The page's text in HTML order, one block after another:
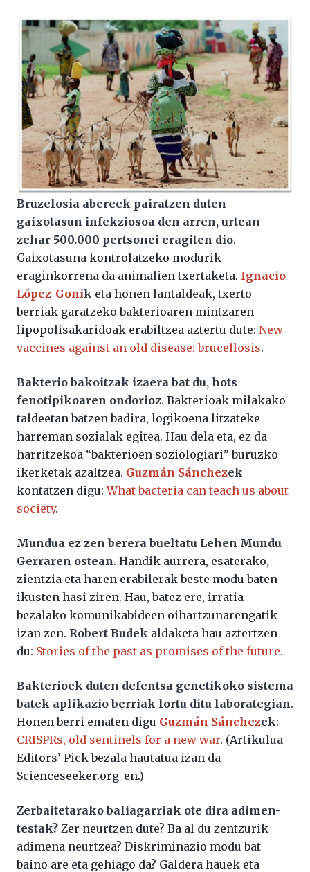
Bruzelosia abereek pairatzen duten
gaixotasun infekziosoa den arren, urtean
zehar 500.000 pertsonei eragiten dio.
Gaixotasuna kontrolatzeko modurik
eraginkorrena da animalien txertaketa. Ignacio
López-Goñik eta honen lantaldeak, txerto
berriak garatzeko bakterioaren mintzaren
lipopolisakaridoak erabiltzea aztertu dute: New
vaccines against an old disease: brucellosis.
Bakterio bakoitzak izaera bat du, hots
fenotipikoaren ondorioz. Bakterioak milakako
taldeetan batzen badira, logikoena litzateke
harreman sozialak egitea. Hau dela eta, ez da
harritzekoa “bakterioen soziologiari” buruzko
ikerketak azaltzea. Guzmán Sánchezek
kontatzen digu:What bacteria can teach us about
society.
Mundua ez zen berera bueltatu Lehen Mundu
Gerraren ostean. Handik aurrera, esaterako,
zientzia eta haren erabilerak beste modu baten
ikusten hasi ziren. Hau, batez ere, irratia
bezalako komunikabideen oihartzunarengatik
izan zen. Robert Budek aldaketa hau aztertzen
du: Stories of the past as promises of the future.
Bakterioek duten defentsa genetikoko sistema
batek aplikazio berriak lortu ditu laborategian.
Honen berri ematen digu Guzmán Sánchezek:
CRISPRs, old sentinels for a new war. (Artikulua
Editors’ Pick bezala hautatua izan da
Scienceseeker.org-en.)
Zerbaitetarako baliagarriak ote dira adimen-
testak? Zer neurtzen dute? Ba al du zentzurik
adimena neurtzea? Diskriminazio modu bat
baino are eta gehiago da? Galdera hauek eta